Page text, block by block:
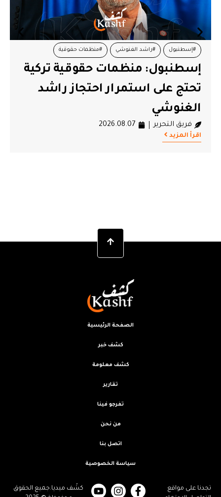
#إسطنبول #راشد الغنوشي #منظمات حقوقية
إسطنبول: منظمات حقوقية تركية
تحتج على استمرار احتجاز راشد
الغنوشي
فريق التحرير 2026.08.07
اقرأ المزيد
تجدنا على مواقع
كشْف ميديا.جميع الحقوق
الصفحة الرئيسية
كشف خبر
كشف معلومة
تقارير
تفرجو فينا
من نحن
اتصل بنا
سياسة الخصوصية